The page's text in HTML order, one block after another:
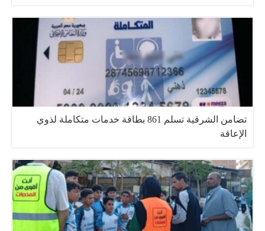
تضامن الشرقية تسلم 861 بطاقة خدمات متكاملة لذوي
الإعاقة